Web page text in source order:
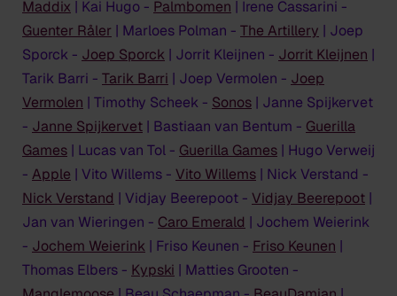
Maddix | Kai Hugo - Palmbomen | Irene Cassarini -
Guenter Råler | Marloes Polman - The Artillery | Joep
Sporck - Joep Sporck | Jorrit Kleijnen - Jorrit Kleijnen |
Tarik Barri - Tarik Barri | Joep Vermolen - Joep
Vermolen | Timothy Scheek - Sonos | Janne Spijkervet
- Janne Spijkervet | Bastiaan van Bentum - Guerilla
Games | Lucas van Tol - Guerilla Games | Hugo Verweij
- Apple | Vito Willems - Vito Willems | Nick Verstand -
Nick Verstand | Vidjay Beerepoot - Vidjay Beerepoot |
Jan van Wieringen - Caro Emerald | Jochem Weierink
- Jochem Weierink | Friso Keunen - Friso Keunen |
Thomas Elbers - Kypski | Matties Grooten -